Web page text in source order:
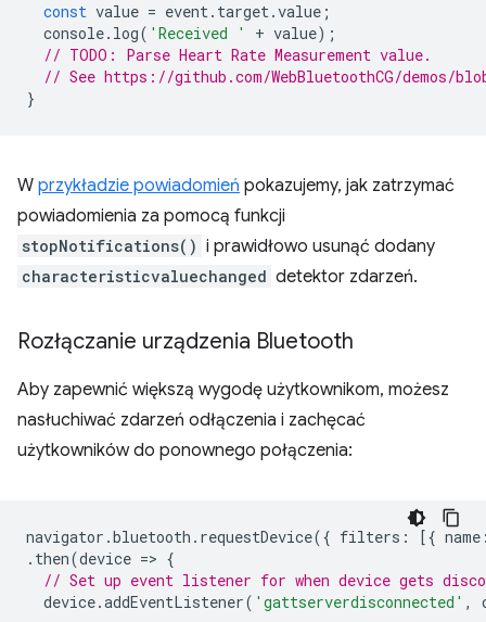
const value = event. target.value ;
console. log( 'Received ' + value);
// TODO: Parse Heart Rate Measurement value.
// See https://github.com/WebBluetoothCG/demos/
}
W przykładzie powiadomień pokazujemy, jak zatrzymać
powiadomienia za pomocą funkcji
stopNotifications() i prawidłowo usunąć dodany
characteristicvaluechanged detektor zdarzeń.
Rozłączanie urządzenia Bluetooth
Aby zapewnić większą wygodę użytkownikom, możesz
nasłuchiwać zdarzeń odłączenia i zachęcać
użytkowników do ponownego połączenia:
navigator .bluetooth . requestDevice({ filters : [{ name
. then(device => {
// Set up event listener for when device gets
device.addEventListener( 'gattserverdisconnected' ,